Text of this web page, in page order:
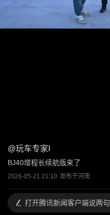
@玩车专家I
BJ40增程长续航版来了
2026-05-21 21:10 发布于河南
打开腾讯新闻客户端说两句